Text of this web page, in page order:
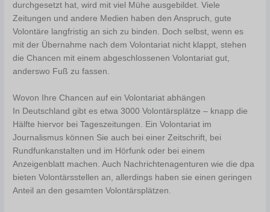
durchgesetzt hat, wird mit viel Mühe ausgebildet. Viele
Zeitungen und andere Medien haben den Anspruch, gute
Volontäre langfristig an sich zu binden. Doch selbst, wenn es
mit der Übernahme nach dem Volontariat nicht klappt, stehen
die Chancen mit einem abgeschlossenen Volontariat gut,
anderswo Fuß zu fassen.
Wovon Ihre Chancen auf ein Volontariat abhängen
In Deutschland gibt es etwa 3000 Volontärsplätze – knapp die
Hälfte hiervor bei Tageszeitungen. Ein Volontariat im
Journalismus können Sie auch bei einer Zeitschrift, bei
Rundfunkanstalten und im Hörfunk oder bei einem
Anzeigenblatt machen. Auch Nachrichtenagenturen wie die dpa
bieten Volontärsstellen an, allerdings haben sie einen geringen
Anteil an den gesamten Volontärsplätzen.